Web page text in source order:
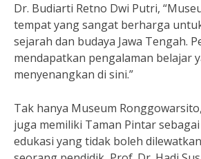
Dr. Budiarti Retno Dwi Putri,
tempat yang sangat berharga
sejarah dan budaya Jawa Tengah.
mendapatkan pengalaman belajar
menyenangkan di sini.”
Tak hanya Museum
juga memiliki Taman Pintar
edukasi yang tidak boleh